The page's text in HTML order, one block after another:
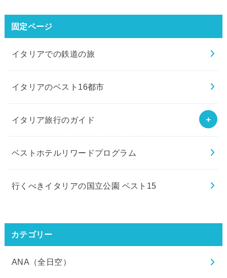
固定ページ
イタリアでの鉄道の旅
イタリアのベスト16都市
イタリア旅行のガイド
ベストホテルリワードプログラム
行くべきイタリアの国立公園 ベスト15
カテゴリー
ANA（全日空）